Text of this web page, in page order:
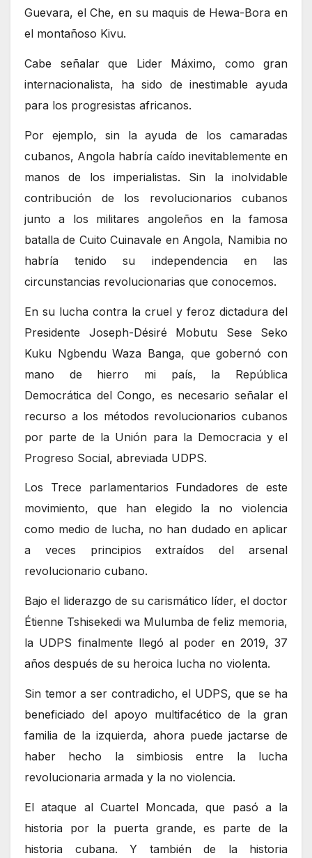
Guevara, el Che, en su maquis de Hewa-Bora en
el montañoso Kivu.
Cabe señalar que Lider Máximo, como gran
internacionalista, ha sido de inestimable ayuda
para los progresistas africanos.
Por ejemplo, sin la ayuda de los camaradas
cubanos, Angola habría caído inevitablemente en
manos de los imperialistas. Sin la inolvidable
contribución de los revolucionarios cubanos
junto a los militares angoleños en la famosa
batalla de Cuito Cuinavale en Angola, Namibia no
habría tenido su independencia en las
circunstancias revolucionarias que conocemos.
En su lucha contra la cruel y feroz dictadura del
Presidente Joseph-Désiré Mobutu Sese Seko
Kuku Ngbendu Waza Banga, que gobernó con
mano de hierro mi país, la República
Democrática del Congo, es necesario señalar el
recurso a los métodos revolucionarios cubanos
por parte de la Unión para la Democracia y el
Progreso Social, abreviada UDPS.
Los Trece parlamentarios Fundadores de este
movimiento, que han elegido la no violencia
como medio de lucha, no han dudado en aplicar
a veces principios extraídos del arsenal
revolucionario cubano.
Bajo el liderazgo de su carismático líder, el doctor
Étienne Tshisekedi wa Mulumba de feliz memoria,
la UDPS finalmente llegó al poder en 2019, 37
años después de su heroica lucha no violenta.
Sin temor a ser contradicho, el UDPS, que se ha
beneficiado del apoyo multifacético de la gran
familia de la izquierda, ahora puede jactarse de
haber hecho la simbiosis entre la lucha
revolucionaria armada y la no violencia.
El ataque al Cuartel Moncada, que pasó a la
historia por la puerta grande, es parte de la
historia cubana. Y también de la historia